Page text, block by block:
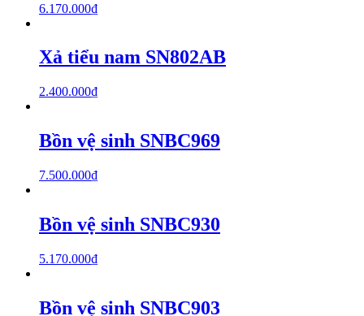
6.170.000₫
Xả tiểu nam SN802AB
2.400.000₫
Bồn vệ sinh SNBC969
7.500.000₫
Bồn vệ sinh SNBC930
5.170.000₫
Bồn vệ sinh SNBC903